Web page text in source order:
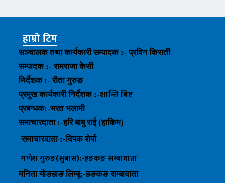
हाम्रो टिम
सञ्चालक तथा कार्यकारी सम्पादक :- प्रविन किराती
सम्पादक :- रामराजा केसी
निर्देशक :- रीता गुरुङ
प्रमुख कार्यकारी निर्देशक :-शान्ति बिष्ट
प्रबन्धक:-भरत भलामी
समाचारदाता :-हरि बाबु राई (हाकिम)
समाचारदाता :-दिपक शेर्पा
गणेश गुरुङ(सुबास):-हङकङसम्बादाता
मनिता योङहाङलिम्बू:-हङकङ सम्बादाता